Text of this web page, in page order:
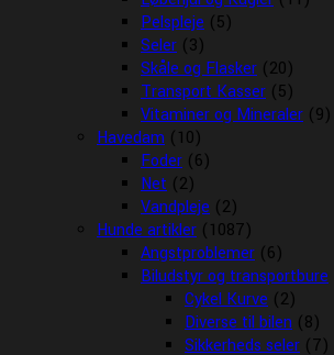
Pelspleje (5)
Seler (3)
Skåle og Flasker (20)
Transport Kasser (5)
Vitaminer og Mineraler (9)
Havedam (10)
Foder (6)
Net (2)
Vandpleje (2)
Hunde artikler (1087)
Angstproblemer (6)
Biludstyr og transportbure
Cykel Kurve (2)
Diverse til bilen (8)
Sikkerheds seler (7)